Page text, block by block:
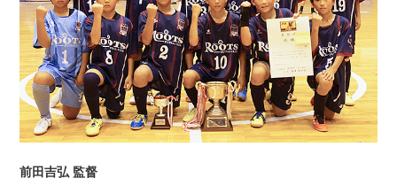
前田吉弘 監督